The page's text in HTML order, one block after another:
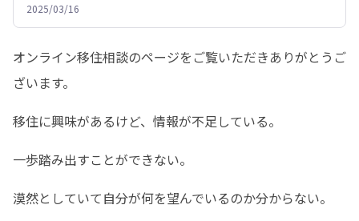
2025/03/16
オンライン移住相談のページをご覧いただきありがとうご
ざいます。
移住に興味があるけど、情報が不足している。
一歩踏み出すことができない。
漠然としていて自分が何を望んでいるのか分からない。